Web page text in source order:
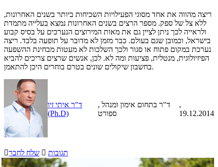
ריצה מהווה את אחד מסוגי הפעילויות השכיחות ביותר בשנים האחרונות,
ללא צל של ספק. מספר הרצים בשנים האחרונות נמצא בעלייה מתמדת
ולראייה לכך ניתן לציין גם את מאות המירוצים הנערכים על בסיס קבוע
בישראל, וכמובן שגם בעולם. כבר מזמן לא מדובר על תופעה בלבד. ריצה
נערכת במקום פתוח או סגור ולכך השלכות לא מעטות מבחינת ההשפעה
הפיזיולוגית, מנטלית, פציעות ומה לא. לכן, אנשים שרצים צריכים להביא
בחשבון שיקולים שונים בטרם בוחרים היכן להתאמן.
ד"ר איתי זיו
(Ph.D)
, ד"ר בתחום אימון ומנהל
ספורט
,
19.12.2014
שלח לחבר  תגובות